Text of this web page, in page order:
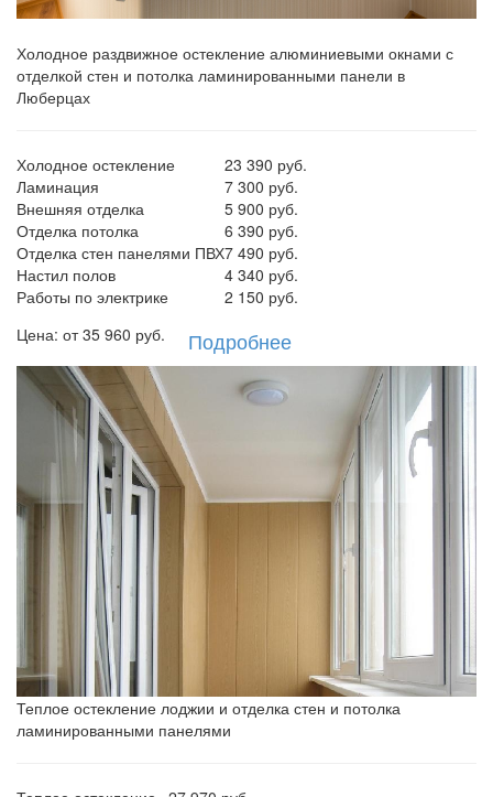
Холодное раздвижное остекление алюминиевыми окнами с
отделкой стен и потолка ламинированными панели в
Люберцах
Холодное остекление
23 390 руб.
Ламинация
7 300 руб.
Внешняя отделка
5 900 руб.
Отделка потолка
6 390 руб.
Отделка стен панелями ПВХ7 490 руб.
Настил полов
4 340 руб.
Работы по электрике
2 150 руб.
Цена: от35 960 руб. Подробнее
Теплое остекление лоджии и отделка стен и потолка
ламинированными панелями